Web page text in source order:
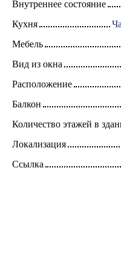
Внутреннее состояние
Кухня
Мебель
Вид из окна
Расположение
Балкон
Количество этажей в
Локализация
Ссылка